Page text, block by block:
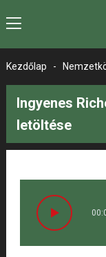
Kezdőlap -
Ingyenes
letöltése